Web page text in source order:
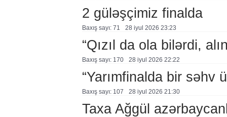
2 güləşçimiz finalda
Baxış sayı: 71 28 i̇yul 2026 23:23
“Qızıl da ola bilərdi,
Baxış sayı: 170 28 i̇yul 2026 22:22
“Yarımfinalda bir səhv
Baxış sayı: 107 28 i̇yul 2026 21:30
Taxa Ağgül